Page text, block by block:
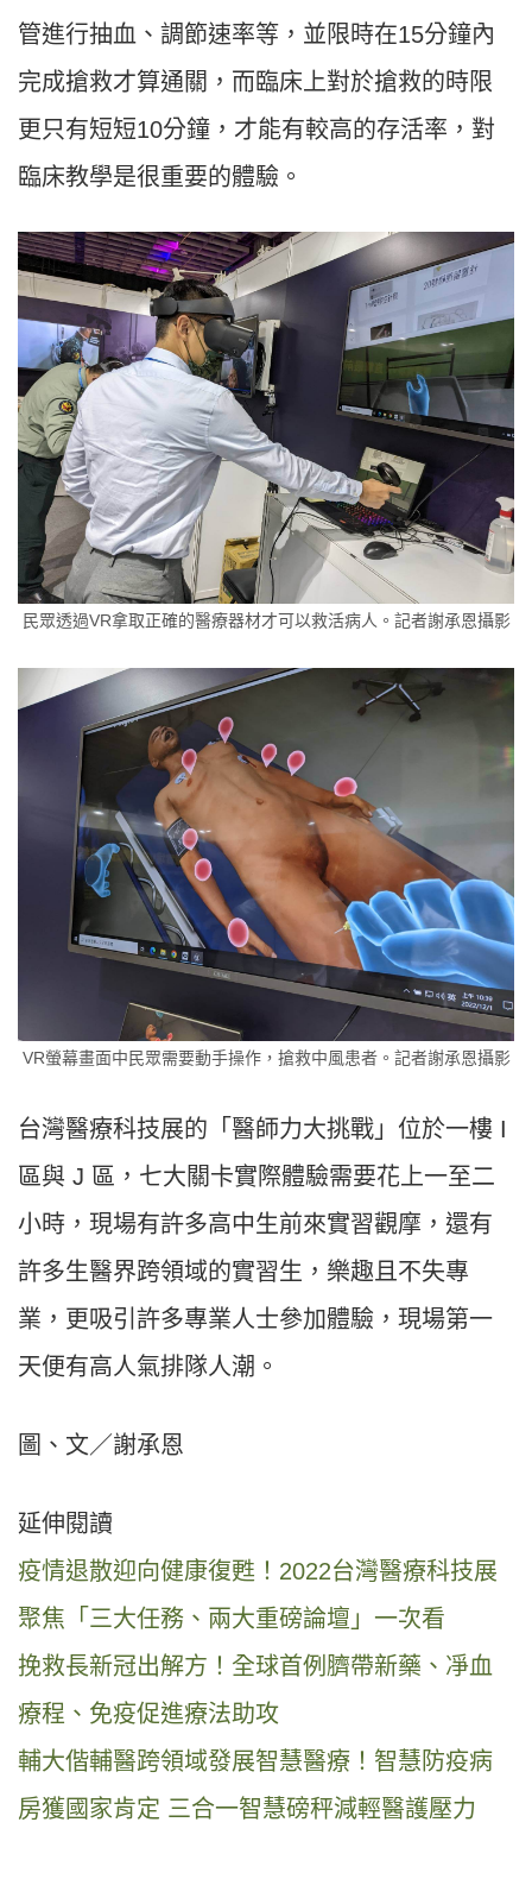
管進行抽血、調節速率等，並限時在15分鐘內
完成搶救才算通關，而臨床上對於搶救的時限
更只有短短10分鐘，才能有較高的存活率，對
臨床教學是很重要的體驗。
民眾透過VR拿取正確的醫療器材才可以救活病人。記者謝承恩攝影
VR螢幕畫面中民眾需要動手操作，搶救中風患者。記者謝承恩攝影
台灣醫療科技展的「醫師力大挑戰」位於一樓 I
區與 J 區，七大關卡實際體驗需要花上一至二
小時，現場有許多高中生前來實習觀摩，還有
許多生醫界跨領域的實習生，樂趣且不失專
業，更吸引許多專業人士參加體驗，現場第一
天便有高人氣排隊人潮。
圖、文／謝承恩
延伸閱讀
疫情退散迎向健康復甦！2022台灣醫療科技展
聚焦「三大任務、兩大重磅論壇」一次看
挽救長新冠出解方！全球首例臍帶新藥、凈血
療程、免疫促進療法助攻
輔大偕輔醫跨領域發展智慧醫療！智慧防疫病
房獲國家肯定 三合一智慧磅秤減輕醫護壓力